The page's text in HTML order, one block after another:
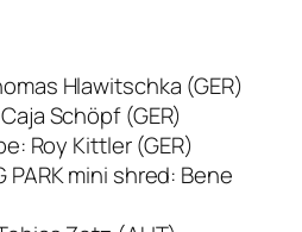
Hlawitschka (GER)
Schöpf (GER)
Roy Kittler (GER)
PARK mini shred: Bene